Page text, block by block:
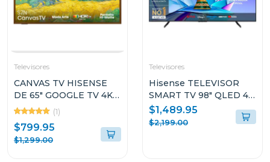
Televisores
CANVAS TV HISENSE
DE 65" GOOGLE TV 4K
UHD 65S7N
(1)
$799.95
$1,299.00
Televisores
Hisense TELEVISOR
SMART TV 98" QLED 4K
UHD GOOGLE TV Q6QG
$1,489.95
$2,199.00